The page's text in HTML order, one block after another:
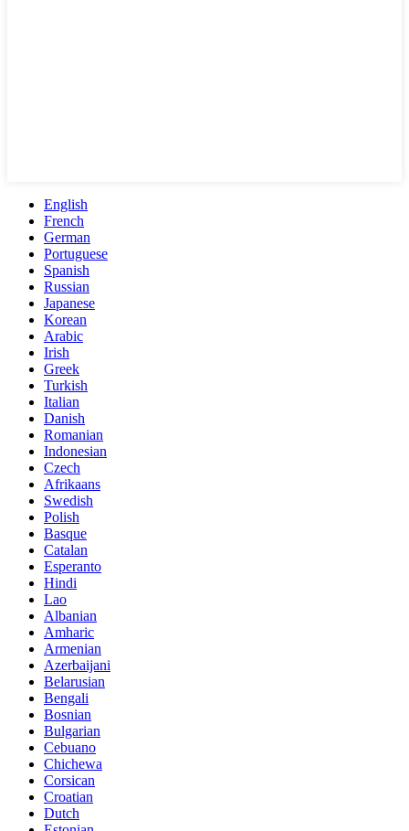
English
French
German
Portuguese
Spanish
Russian
Japanese
Korean
Arabic
Irish
Greek
Turkish
Italian
Danish
Romanian
Indonesian
Czech
Afrikaans
Swedish
Polish
Basque
Catalan
Esperanto
Hindi
Lao
Albanian
Amharic
Armenian
Azerbaijani
Belarusian
Bengali
Bosnian
Bulgarian
Cebuano
Chichewa
Corsican
Croatian
Dutch